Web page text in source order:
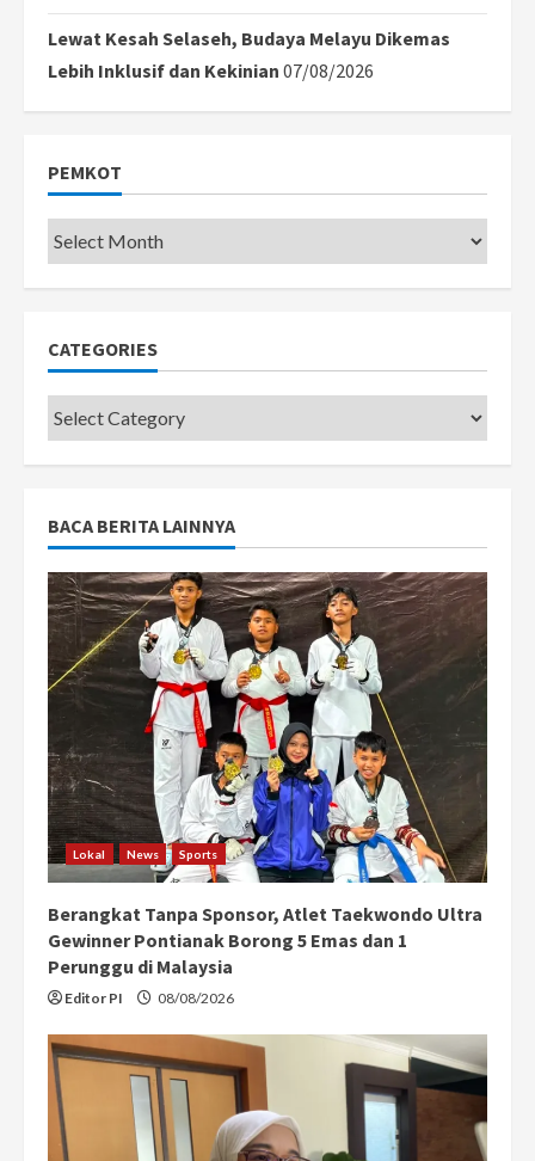
Lewat Kesah Selaseh, Budaya Melayu Dikemas
Lebih Inklusif dan Kekinian 07/08/2026
PEMKOT
Pemkot
CATEGORIES
Categories
BACA BERITA LAINNYA
Lokal News Sports
Berangkat Tanpa Sponsor, Atlet Taekwondo Ultra
Gewinner Pontianak Borong 5 Emas dan 1
Perunggu di Malaysia
Editor PI 08/08/2026